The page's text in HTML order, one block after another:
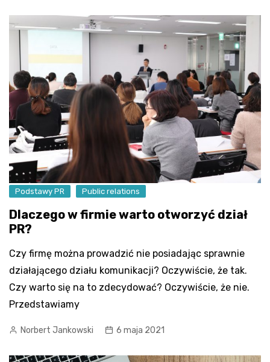
Podstawy PR Public relations
Dlaczego w firmie warto otworzyć dział
PR?
Czy firmę można prowadzić nie posiadając sprawnie
działającego działu komunikacji? Oczywiście, że tak.
Czy warto się na to zdecydować? Oczywiście, że nie.
Przedstawiamy
Norbert Jankowski 6 maja 2021